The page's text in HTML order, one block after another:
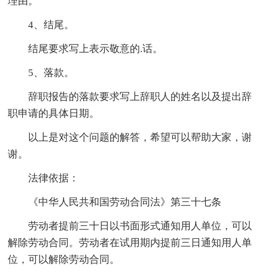
4、结尾。
结尾要求写上表示敬意的.话。
5、落款。
辞职报告的落款要求写上辞职人的姓名以及提出辞
职申请的具体日期。
以上是对这个问题的解答，希望可以帮助大家，谢
谢。
法律依据：
《中华人民共和国劳动合同法》第三十七条
劳动者提前三十日以书面形式通知用人单位，可以
解除劳动合同。劳动者在试用期内提前三日通知用人单
位，可以解除劳动合同。